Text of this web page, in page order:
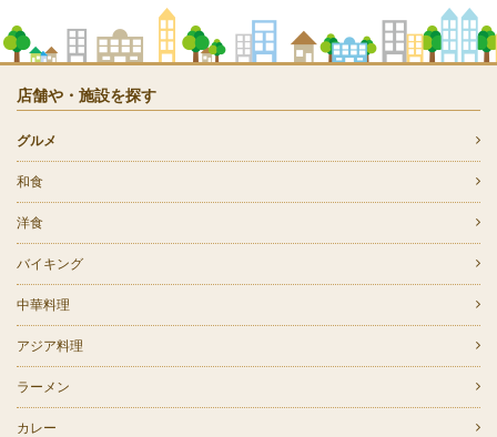
店舗や・施設を探す
グルメ
和食
洋食
バイキング
中華料理
アジア料理
ラーメン
カレー